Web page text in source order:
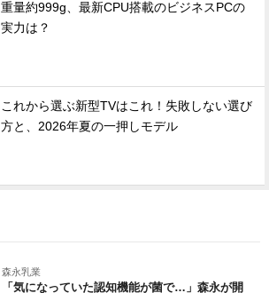
重量約999g、最新CPU搭載のビジネスPCの
実力は？
これから選ぶ新型TVはこれ！失敗しない選び
方と、2026年夏の一押しモデル
森永乳業
「気になっていた認知機能が菌で…」森永が開